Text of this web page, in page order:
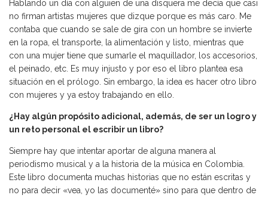
Hablando un día con alguien de una disquera me decía que casi
no firman artistas mujeres que dizque porque es más caro. Me
contaba que cuando se sale de gira con un hombre se invierte
en la ropa, el transporte, la alimentación y listo, mientras que
con una mujer tiene que sumarle el maquillador, los accesorios,
el peinado, etc. Es muy injusto y por eso el libro plantea esa
situación en el prólogo. Sin embargo, la idea es hacer otro libro
con mujeres y ya estoy trabajando en ello.
¿Hay algún propósito adicional, además, de ser un logro y
un reto personal el escribir un libro?
Siempre hay que intentar aportar de alguna manera al
periodismo musical y a la historia de la música en Colombia.
Este libro documenta muchas historias que no están escritas y
no para decir «vea, yo las documenté» sino para que dentro de